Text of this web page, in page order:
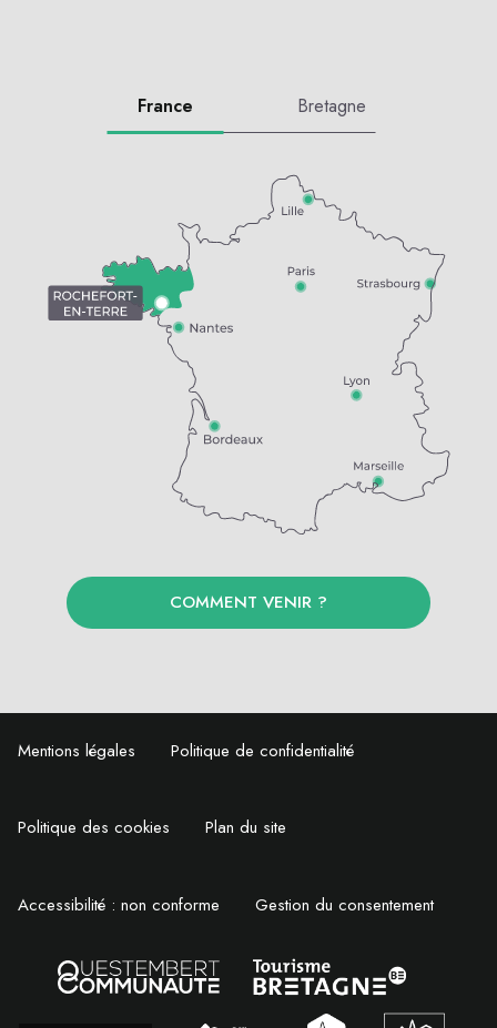
France Bretagne
COMMENT VENIR ?
Mentions légales Politique de confidentialité
Politique des cookies Plan du site
Accessibilité : non conforme Gestion du consentement